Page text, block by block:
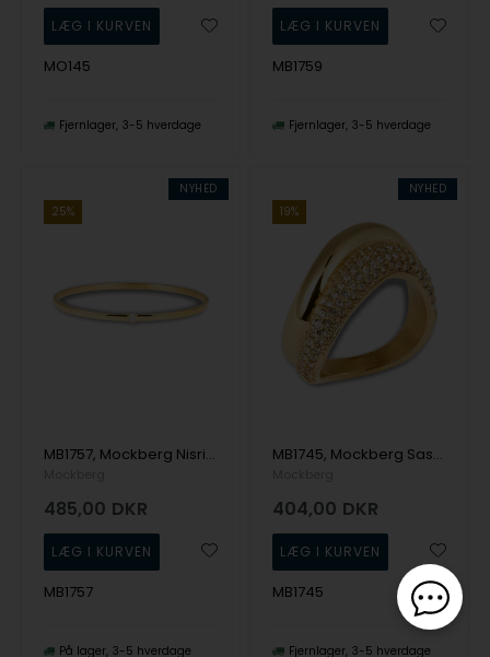
MO145
Fjernlager 3-5 hverdage
MB1759
Fjernlager 3-5 hverdage
NYHED
25%
MB1757, Mockberg Nisrine Gold Large Bangle Armbånd
485,00 DKR
MB1757
På lager 3-5 hverdage
NYHED
19%
MB1745, Mockberg Sasha Gold Ring 60 Ring
404,00 DKR
MB1745
Fjernlager 3-5 hverdage